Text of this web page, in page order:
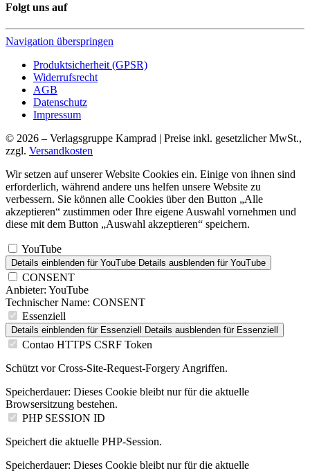
Folgt uns auf
Navigation überspringen
Produktsicherheit (GPSR)
Widerrufsrecht
AGB
Datenschutz
Impressum
© 2026 – Verlagsgruppe Kamprad | Preise inkl. gesetzlicher MwSt.,
zzgl. Versandkosten
Wir setzen auf unserer Website Cookies ein. Einige von ihnen sind
erforderlich, während andere uns helfen unsere Website zu
verbessern. Sie können alle Cookies über den Button „Alle
akzeptieren“ zustimmen oder Ihre eigene Auswahl vornehmen und
diese mit dem Button „Auswahl akzeptieren“ speichern.
YouTube
Details einblenden für YouTube Details ausblenden für YouTube
CONSENT
Anbieter: YouTube
Technischer Name: CONSENT
Essenziell
Details einblenden für Essenziell Details ausblenden für Essenziell
Contao HTTPS CSRF Token
Schützt vor Cross-Site-Request-Forgery Angriffen.
Speicherdauer: Dieses Cookie bleibt nur für die aktuelle
Browsersitzung bestehen.
PHP SESSION ID
Speichert die aktuelle PHP-Session.
Speicherdauer: Dieses Cookie bleibt nur für die aktuelle